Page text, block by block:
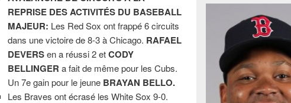
REPRISE DES ACTIVITÉS DU BASEBALL
MAJEUR: Les Red Sox ont frappé 6 circuits
dans une victoire de 8-3 à Chicago. RAFAEL
DEVERSen a réussi 2 etCODY
BELLINGER a fait de même pour les Cubs.
Un 7e gain pour le jeune BRAYAN BELLO.
Les Braves ont écrasé les White Sox 9-0.